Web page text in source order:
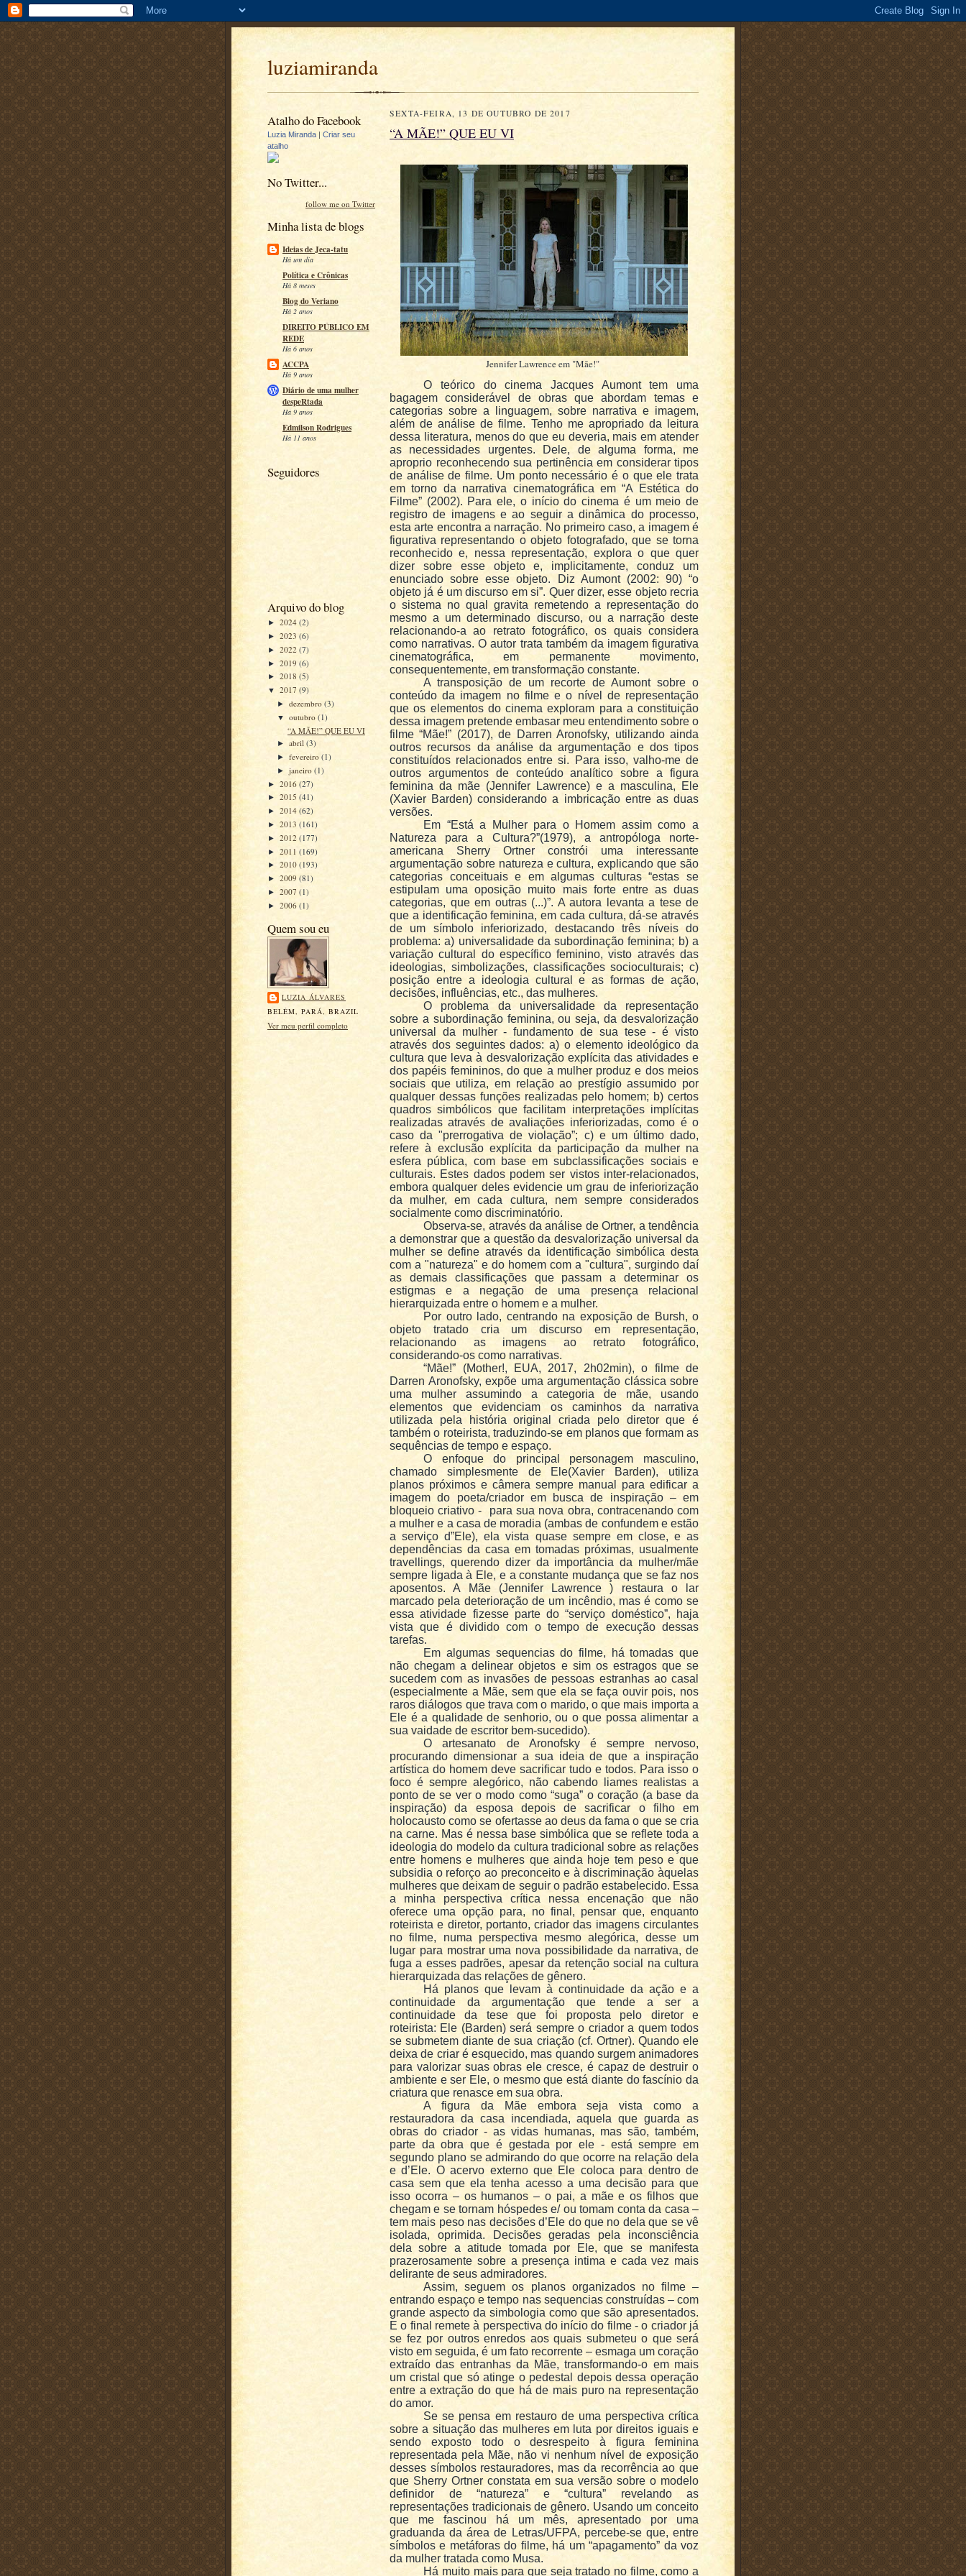
luziamiranda
Atalho do Facebook
Luzia Miranda | Criar seu
atalho
No Twitter...
follow me on Twitter
Minha lista de blogs
Ideias de Jeca-tatu
Há um dia
Política e Crônicas
Há 8 meses
Blog do Veriano
Há 2 anos
DIREITO PÚBLICO EM
REDE
Há 6 anos
ACCPA
Há 9 anos
Diário de uma mulher
despeRtada
Há 9 anos
Edmilson Rodrigues
Há 11 anos
Seguidores
Arquivo do blog
► 2024 (2)
► 2023 (6)
► 2022 (7)
► 2019 (6)
► 2018 (5)
▼ 2017 (9)
►dezembro(3)
▼outubro(1)
“A MÃE!” QUE EU VI
►abril(3)
►fevereiro(1)
►janeiro(1)
► 2016 (27)
► 2015 (41)
► 2014 (62)
► 2013 (161)
► 2012 (177)
► 2011 (169)
► 2010 (193)
► 2009 (81)
► 2007 (1)
► 2006 (1)
Quem sou eu
LUZIA ÁLVARES
BELÉM, PARÁ, BRAZIL
Ver meu perfil completo
SEXTA-FEIRA, 13 DE OUTUBRO DE 2017
“A MÃE!” QUE EU VI
Jennifer Lawrence em "Mãe!"
O teórico do cinema Jacques Aumont tem uma
bagagem considerável de obras que abordam temas e
categorias sobre a linguagem, sobre narrativa e imagem,
além de análise de filme. Tenho me apropriado da leitura
dessa literatura, menos do que eu deveria, mais em atender
as necessidades urgentes. Dele, de alguma forma, me
aproprio reconhecendo sua pertinência em considerar tipos
de análise de filme. Um ponto necessário é o que ele trata
em torno da narrativa cinematográfica em “A Estética do
Filme” (2002). Para ele, o início do cinema é um meio de
registro de imagens e ao seguir a dinâmica do processo,
esta arte encontra a narração. No primeiro caso, a imagem é
figurativa representando o objeto fotografado, que se torna
reconhecido e, nessa representação, explora o que quer
dizer sobre esse objeto e, implicitamente, conduz um
enunciado sobre esse objeto. Diz Aumont (2002: 90) “o
objeto já é um discurso em si”. Quer dizer, esse objeto recria
o sistema no qual gravita remetendo a representação do
mesmo a um determinado discurso, ou a narração deste
relacionando-a ao retrato fotográfico, os quais considera
como narrativas. O autor trata também da imagem figurativa
cinematográfica, em permanente movimento,
consequentemente, em transformação constante.
A transposição de um recorte de Aumont sobre o
conteúdo da imagem no filme e o nível de representação
que os elementos do cinema exploram para a constituição
dessa imagem pretende embasar meu entendimento sobre o
filme “Mãe!” (2017), de Darren Aronofsky, utilizando ainda
outros recursos da análise da argumentação e dos tipos
constituídos relacionados entre si. Para isso, valho-me de
outros argumentos de conteúdo analítico sobre a figura
feminina da mãe (Jennifer Lawrence) e a masculina, Ele
(Xavier Barden) considerando a imbricação entre as duas
versões.
Em “Está a Mulher para o Homem assim como a
Natureza para a Cultura?”(1979), a antropóloga norte-
americana Sherry Ortner constrói uma interessante
argumentação sobre natureza e cultura, explicando que são
categorias conceituais e em algumas culturas “estas se
estipulam uma oposição muito mais forte entre as duas
categorias, que em outras (...)”. A autora levanta a tese de
que a identificação feminina, em cada cultura, dá-se através
de um símbolo inferiorizado, destacando três níveis do
problema: a) universalidade da subordinação feminina; b) a
variação cultural do específico feminino, visto através das
ideologias, simbolizações, classificações socioculturais; c)
posição entre a ideologia cultural e as formas de ação,
decisões, influências, etc., das mulheres.
O problema da universalidade da representação
sobre a subordinação feminina, ou seja, da desvalorização
universal da mulher - fundamento de sua tese - é visto
através dos seguintes dados: a) o elemento ideológico da
cultura que leva à desvalorização explícita das atividades e
dos papéis femininos, do que a mulher produz e dos meios
sociais que utiliza, em relação ao prestígio assumido por
qualquer dessas funções realizadas pelo homem; b) certos
quadros simbólicos que facilitam interpretações implícitas
realizadas através de avaliações inferiorizadas, como é o
caso da "prerrogativa de violação”; c) e um último dado,
refere à exclusão explícita da participação da mulher na
esfera pública, com base em subclassificações sociais e
culturais. Estes dados podem ser vistos inter-relacionados,
embora qualquer deles evidencie um grau de inferiorização
da mulher, em cada cultura, nem sempre considerados
socialmente como discriminatório.
Observa-se, através da análise de Ortner, a tendência
a demonstrar que a questão da desvalorização universal da
mulher se define através da identificação simbólica desta
com a "natureza" e do homem com a "cultura", surgindo daí
as demais classificações que passam a determinar os
estigmas e a negação de uma presença relacional
hierarquizada entre o homem e a mulher.
Por outro lado, centrando na exposição de Bursh, o
objeto tratado cria um discurso em representação,
relacionando as imagens ao retrato fotográfico,
considerando-os como narrativas.
“Mãe!” (Mother!, EUA, 2017, 2h02min), o filme de
Darren Aronofsky, expõe uma argumentação clássica sobre
uma mulher assumindo a categoria de mãe, usando
elementos que evidenciam os caminhos da narrativa
utilizada pela história original criada pelo diretor que é
também o roteirista, traduzindo-se em planos que formam as
sequências de tempo e espaço.
O enfoque do principal personagem masculino,
chamado simplesmente de Ele(Xavier Barden), utiliza
planos próximos e câmera sempre manual para edificar a
imagem do poeta/criador em busca de inspiração – em
bloqueio criativo - para sua nova obra, contracenando com
a mulher e a casa de moradia (ambas de confundem e estão
a serviço d”Ele), ela vista quase sempre em close, e as
dependências da casa em tomadas próximas, usualmente
travellings, querendo dizer da importância da mulher/mãe
sempre ligada à Ele, e a constante mudança que se faz nos
aposentos. A Mãe (Jennifer Lawrence ) restaura o lar
marcado pela deterioração de um incêndio, mas é como se
essa atividade fizesse parte do “serviço doméstico”, haja
vista que é dividido com o tempo de execução dessas
tarefas.
Em algumas sequencias do filme, há tomadas que
não chegam a delinear objetos e sim os estragos que se
sucedem com as invasões de pessoas estranhas ao casal
(especialmente a Mãe, sem que ela se faça ouvir pois, nos
raros diálogos que trava com o marido, o que mais importa a
Ele é a qualidade de senhorio, ou o que possa alimentar a
sua vaidade de escritor bem-sucedido).
O artesanato de Aronofsky é sempre nervoso,
procurando dimensionar a sua ideia de que a inspiração
artística do homem deve sacrificar tudo e todos. Para isso o
foco é sempre alegórico, não cabendo liames realistas a
ponto de se ver o modo como “suga” o coração (a base da
inspiração) da esposa depois de sacrificar o filho em
holocausto como se ofertasse ao deus da fama o que se cria
na carne. Mas é nessa base simbólica que se reflete toda a
ideologia do modelo da cultura tradicional sobre as relações
entre homens e mulheres que ainda hoje tem peso e que
subsidia o reforço ao preconceito e à discriminação àquelas
mulheres que deixam de seguir o padrão estabelecido. Essa
a minha perspectiva crítica nessa encenação que não
oferece uma opção para, no final, pensar que, enquanto
roteirista e diretor, portanto, criador das imagens circulantes
no filme, numa perspectiva mesmo alegórica, desse um
lugar para mostrar uma nova possibilidade da narrativa, de
fuga a esses padrões, apesar da retenção social na cultura
hierarquizada das relações de gênero.
Há planos que levam à continuidade da ação e a
continuidade da argumentação que tende a ser a
continuidade da tese que foi proposta pelo diretor e
roteirista: Ele (Barden) será sempre o criador a quem todos
se submetem diante de sua criação (cf. Ortner). Quando ele
deixa de criar é esquecido, mas quando surgem animadores
para valorizar suas obras ele cresce, é capaz de destruir o
ambiente e ser Ele, o mesmo que está diante do fascínio da
criatura que renasce em sua obra.
A figura da Mãe embora seja vista como a
restauradora da casa incendiada, aquela que guarda as
obras do criador - as vidas humanas, mas são, também,
parte da obra que é gestada por ele - está sempre em
segundo plano se admirando do que ocorre na relação dela
e d’Ele. O acervo externo que Ele coloca para dentro de
casa sem que ela tenha acesso a uma decisão para que
isso ocorra – os humanos – o pai, a mãe e os filhos que
chegam e se tornam hóspedes e/ ou tomam conta da casa –
tem mais peso nas decisões d’Ele do que no dela que se vê
isolada, oprimida. Decisões geradas pela inconsciência
dela sobre a atitude tomada por Ele, que se manifesta
prazerosamente sobre a presença intima e cada vez mais
delirante de seus admiradores.
Assim, seguem os planos organizados no filme –
entrando espaço e tempo nas sequencias construídas – com
grande aspecto da simbologia como que são apresentados.
E o final remete à perspectiva do início do filme - o criador já
se fez por outros enredos aos quais submeteu o que será
visto em seguida, é um fato recorrente – esmaga um coração
extraído das entranhas da Mãe, transformando-o em mais
um cristal que só atinge o pedestal depois dessa operação
entre a extração do que há de mais puro na representação
do amor.
Se se pensa em restauro de uma perspectiva crítica
sobre a situação das mulheres em luta por direitos iguais e
sendo exposto todo o desrespeito à figura feminina
representada pela Mãe, não vi nenhum nível de exposição
desses símbolos restauradores, mas da recorrência ao que
que Sherry Ortner constata em sua versão sobre o modelo
definidor de “natureza” e “cultura” revelando as
representações tradicionais de gênero. Usando um conceito
que me fascinou há um mês, apresentado por uma
graduanda da área de Letras/UFPA, percebe-se que, entre
símbolos e metáforas do filme, há um “apagamento” da voz
da mulher tratada como Musa.
Há muito mais para que seja tratado no filme, como a